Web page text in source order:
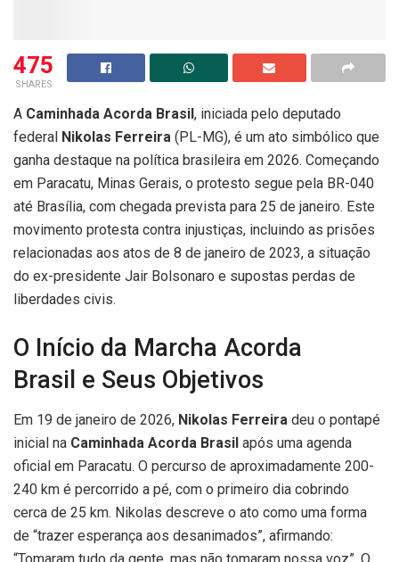
475
SHARES
A Caminhada Acorda Brasil , iniciada pelo deputado
federal Nikolas Ferreira (PL-MG), é um ato simbólico que
ganha destaque na política brasileira em 2026. Começando
em Paracatu, Minas Gerais, o protesto segue pela BR-040
até Brasília, com chegada prevista para 25 de janeiro. Este
movimento protesta contra injustiças, incluindo as prisões
relacionadas aos atos de 8 de janeiro de 2023, a situação
do ex-presidente Jair Bolsonaro e supostas perdas de
liberdades civis.
O Início da Marcha Acorda
Brasil e Seus Objetivos
Em 19 de janeiro de 2026, Nikolas Ferreira deu o pontapé
inicial na Caminhada Acorda Brasil após uma agenda
oficial em Paracatu. O percurso de aproximadamente 200-
240 km é percorrido a pé, com o primeiro dia cobrindo
cerca de 25 km. Nikolas descreve o ato como uma forma
de “trazer esperança aos desanimados”, afirmando:
“Tomaram tudo da gente, mas não tomaram nossa voz”. O